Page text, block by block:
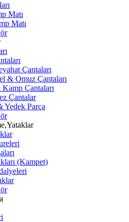
Matı
Matı
Çantaları
& Omuz Çantaları
Kamp Çantaları
Çantalar
Yedek Parça
(Kampet)